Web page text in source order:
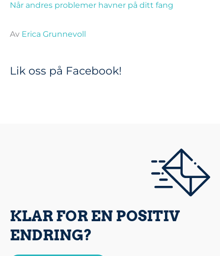
Når andres problemer havner på ditt fang
Av Erica Grunnevoll
Lik oss på Facebook!
KLAR FOR EN POSITIV
ENDRING?